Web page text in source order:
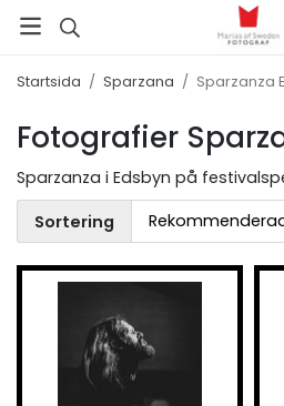
Startsida / Sparzana / Sparzanza
Fotografier
Sparzanza i Edsbyn på
Sortering